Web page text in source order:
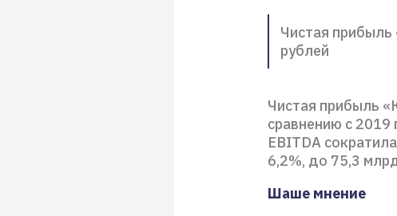
Чистая
рублей
Чистая прибыль
сравнению с 2019
EBITDA
6,2%, до 75,3
Шаше мнение